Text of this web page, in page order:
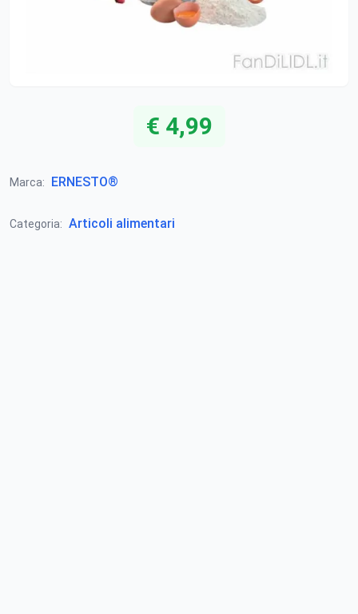
€ 4,99
Marca: ERNESTO®
Categoria: Articoli alimentari